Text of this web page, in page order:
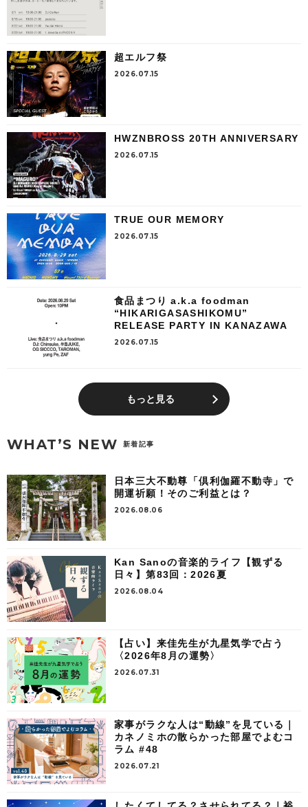
超エルフ祭
2026.07.15
HWZNBROSS 20TH ANNIVERSARY
2026.07.15
TRUE OUR MEMORY
2026.07.15
食品まつり a.k.a foodman
“HIKARIGASASHIKOMU”
RELEASE PARTY IN KANAZAWA
2026.07.15
もっと見る
WHAT’S NEW 新着記事
日本三大不動尊「倶利伽羅不動寺」で
開運祈願！そのご利益とは？
2026.08.06
Kan Sanoの音楽的ライフ【観ずる
日々】第83回：2026夏
2026.08.04
【占い】来佳先生が九星気学で占う
〈2026年8月の運勢〉
2026.07.31
家事がラクな人は“動線”を見ている｜
カネノミホの散らかった部屋でよむコ
ラム #48
2026.07.21